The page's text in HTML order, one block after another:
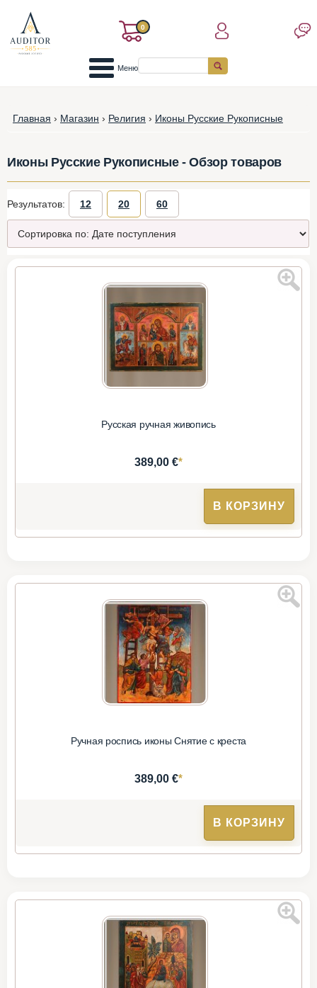
0
Меню
Главная › Магазин › Религия › Иконы Русские Рукописные
Иконы Русские Рукописные - Обзор товаров
Результатов: 12 20 60
Русская ручная живопись
389,00 €*
В КОРЗИНУ
Ручная роспись иконы Снятие с креста
389,00 €*
В КОРЗИНУ